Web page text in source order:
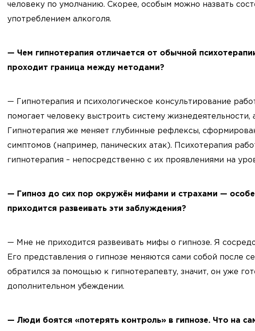
человеку по умолчанию. Скорее, особым можно назвать
употреблением алкоголя.
— Чем гипнотерапия отличается от обычной
проходит граница между методами?
— Гипнотерапия и психологическое консультирование
помогает человеку выстроить систему
Гипнотерапия же меняет глубинные рефлексы,
симптомов (например, панических атак). Психотерапия
гипнотерапия – непосредственно с их проявлениями на
— Гипноз до сих пор окружён мифами и страхами —
приходится развеивать эти заблуждения?
— Мне не приходится развеивать мифы о гипнозе. Я
Его представления о гипнозе меняются сами собой после
обратился за помощью к гипнотерапевту, значит, он уже
дополнительном убеждении.
— Люди боятся «потерять контроль» в гипнозе. Что на